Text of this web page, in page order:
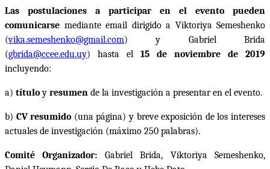
Las postulaciones a participar en el evento pueden
comunicarse mediante email dirigido a Viktoriya Semeshenko
(vika.semeshenko@gmail.com) y Gabriel Brida
(gbrida@ccee.edu.uy) hasta el 15 de noviembre de 2019
incluyendo:
a) títuloy resumen de la investigación a presentar en el evento.
b) CV resumido (una página) y breve exposición de los intereses
actuales de investigación (máximo 250 palabras).
Comité Organizador: Gabriel Brida, Viktoriya Semeshenko,